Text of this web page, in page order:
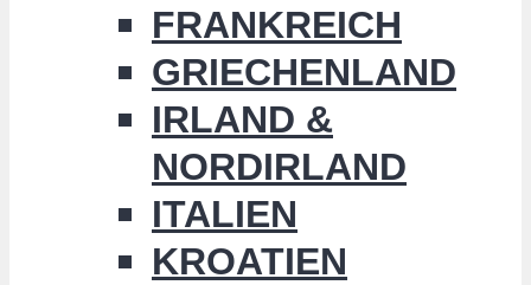
FRANKREICH
GRIECHENLAND
IRLAND &
NORDIRLAND
ITALIEN
KROATIEN